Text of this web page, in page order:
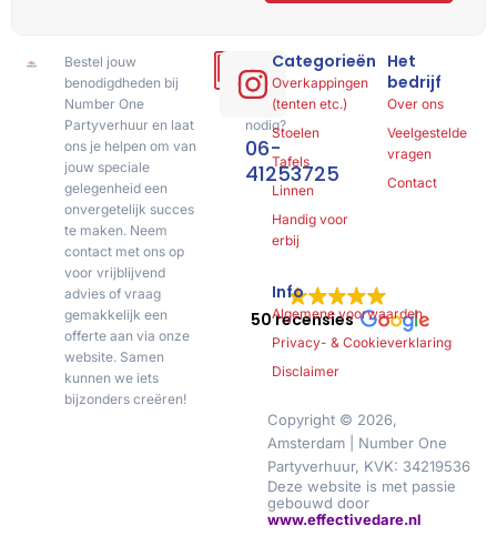
Bestel jouw
benodigdheden bij
Number One
Partyverhuur en laat
ons je helpen om van
jouw speciale
gelegenheid een
onvergetelijk succes
te maken. Neem
contact met ons op
voor vrijblijvend
advies of vraag
gemakkelijk een
offerte aan via onze
website. Samen
kunnen we iets
bijzonders creëren!
Hulp
of
advies
nodig?
06-
41253725
50 recensies
Categorieën
Overkappingen
(tenten etc.)
Stoelen
Tafels
Linnen
Handig voor
erbij
Het
bedrijf
Over ons
Veelgestelde
vragen
Contact
Info
Algemene voorwaarden
Privacy- & Cookieverklaring
Disclaimer
Copyright © 2026,
Amsterdam | Number One
Partyverhuur, KVK: 34219536
Deze website is met passie
gebouwd door
www.effectivedare.nl